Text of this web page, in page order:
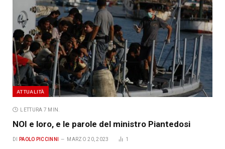
ATTUALITÀ
LETTURA 7 MIN.
NOI e loro, e le parole del ministro Piantedosi
DI PAOLO PICCINNI MARZO 20, 2023 1